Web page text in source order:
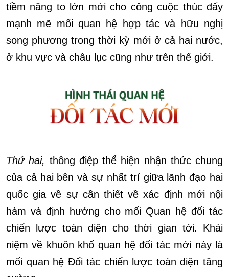
tiềm năng to lớn mới cho công cuộc thúc đẩy
mạnh mẽ mối quan hệ hợp tác và hữu nghị
song phương trong thời kỳ mới ở cả hai nước,
ở khu vực và châu lục cũng như trên thế giới.
Thứ hai, thông điệp thể hiện nhận thức chung
của cả hai bên và sự nhất trí giữa lãnh đạo hai
quốc gia về sự cần thiết về xác định mới nội
hàm và định hướng cho mối Quan hệ đối tác
chiến lược toàn diện cho thời gian tới. Khái
niệm về khuôn khổ quan hệ đối tác mới này là
mối quan hệ Đối tác chiến lược toàn diện tăng